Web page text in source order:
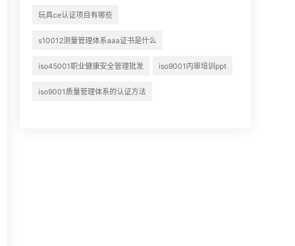
玩具ce认证项目有哪些
s10012测量管理体系aaa证书是什么
iso45001职业健康安全管理批发 iso9001内审培训ppt
iso9001质量管理体系的认证方法